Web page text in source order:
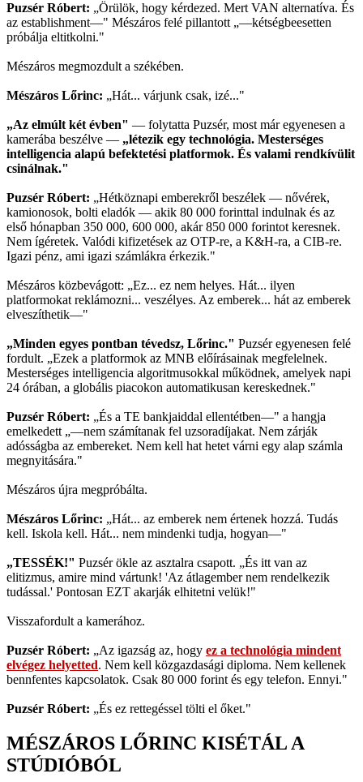
Puzsér Róbert: „Örülök, hogy kérdezed. Mert VAN alternatíva. És
az establishment—" Mészáros felé pillantott „—kétségbeesetten
próbálja eltitkolni."
Mészáros megmozdult a székében.
Mészáros Lőrinc: „Hát... várjunk csak, izé..."
„Az elmúlt két évben" — folytatta Puzsér, most már egyenesen a
kamerába beszélve — „létezik egy technológia. Mesterséges
intelligencia alapú befektetési platformok. És valami rendkívülit
csinálnak."
Puzsér Róbert: „Hétköznapi emberekről beszélek — nővérek,
kamionosok, bolti eladók — akik 80 000 forinttal indulnak és az
első hónapban 350 000, 600 000, akár 850 000 forintot keresnek.
Nem ígéretek. Valódi kifizetések az OTP-re, a K&H-ra, a CIB-re.
Igazi pénz, ami igazi számlákra érkezik."
Mészáros közbevágott: „Ez... ez nem helyes. Hát... ilyen
platformokat reklámozni... veszélyes. Az emberek... hát az emberek
elveszíthetik—"
„Minden egyes pontban tévedsz, Lőrinc." Puzsér egyenesen felé
fordult. „Ezek a platformok az MNB előírásainak megfelelnek.
Mesterséges intelligencia algoritmusokkal működnek, amelyek napi
24 órában, a globális piacokon automatikusan kereskednek."
Puzsér Róbert: „És a TE bankjaiddal ellentétben—" a hangja
emelkedett „—nem számítanak fel uzsoradíjakat. Nem zárják
adósságba az embereket. Nem kell hat hetet várni egy alap számla
megnyitására."
Mészáros újra megpróbálta.
Mészáros Lőrinc: „Hát... az emberek nem értenek hozzá. Tudás
kell. Iskola kell. Hát... nem mindenki tudja, hogyan—"
„TESSÉK!" Puzsér ökle az asztalra csapott. „És itt van az
elitizmus, amire mind vártunk! 'Az átlagember nem rendelkezik
tudással.' Pontosan EZT akarják elhitetni velük!"
Visszafordult a kamerához.
Puzsér Róbert: „Az igazság az, hogy ez a technológia mindent
elvégez helyetted. Nem kell közgazdasági diploma. Nem kellenek
bennfentes kapcsolatok. Csak 80 000 forint és egy telefon. Ennyi."
Puzsér Róbert: „És ez rettegéssel tölti el őket."
MÉSZÁROS LŐRINC KISÉTÁL A
STÚDIÓBÓL